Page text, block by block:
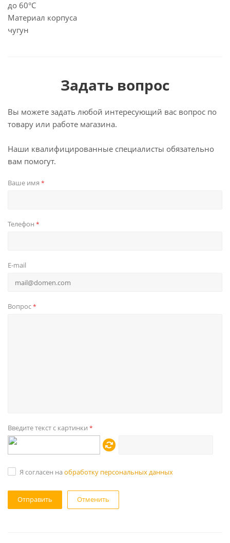
до 60°C
Материал корпуса
чугун
Задать вопрос
Вы можете задать любой интересующий вас вопрос по
товару или работе магазина.
Наши квалифицированные специалисты обязательно
вам помогут.
Ваше имя *
Телефон *
E-mail
Вопрос*
Введите текст с картинки *
Я согласен на обработку персональных данных
Отменить